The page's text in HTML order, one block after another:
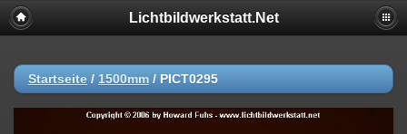
Lichtbildwerkstatt.Net
Startseite / 1500mm / PICT0295